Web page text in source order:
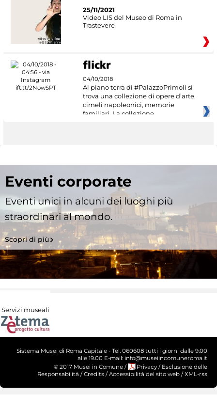
25/11/2021
Video LIS del Museo di Roma in
Trastevere
04/10/2018
Al piano terra di #PalazzoPrimoli si
trova una collezione di opere d’arte,
cimeli napoleonici, memorie
familiari. La collezione
Eventi corporate
Eventi unici in alcuni dei luoghi più
straordinari al mondo.
Scopri di più
Servizi museali
Sistema Musei di Roma Capitale - Tel. 060608 tutti i giorni dalle 9.00
alle 19.00 E-mail: info@museiincomuneroma.it
© 2017 Musei in Comune / Privacy / Esclusione delle
Responsabilità / Credits / Accessibilità del sito web / XML-rss